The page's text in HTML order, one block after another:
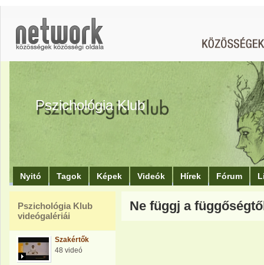
Pszichológia Klub
Nyitó Tagok Képek Videók Hírek Fórum
Pszichológia Klub
videógalériái
Szakértők
48 videó
Ne függj a